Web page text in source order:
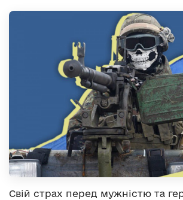
Свій страх перед мужністю та